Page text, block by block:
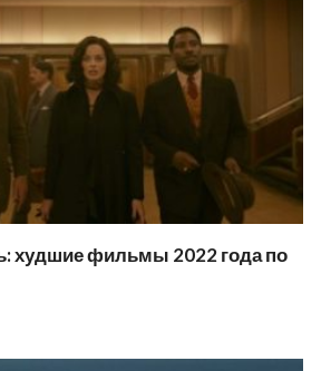
худшие фильмы 2022 года по